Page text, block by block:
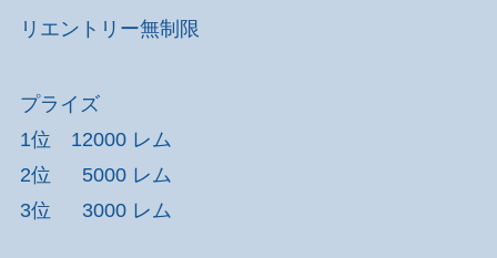
リエントリー無制限
プライズ
1位 12000 レム
2位 5000 レム
3位 3000 レム